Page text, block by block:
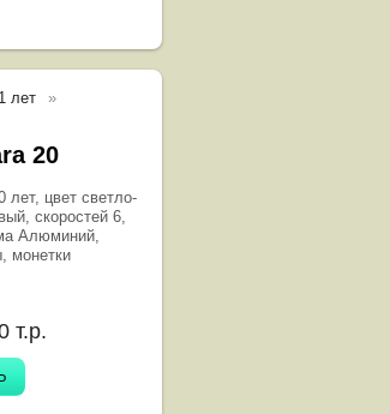
лет
20
лет, цвет светло-
скоростей 6,
Алюминий,
монетки
т.р.